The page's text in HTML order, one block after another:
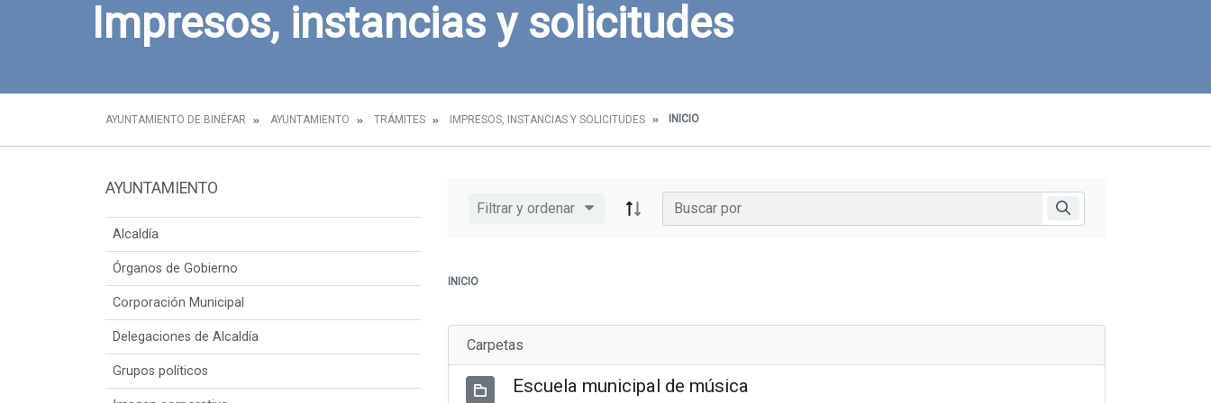
Impresos, instancias y solicitudes
AYUNTAMIENTO DE BINÉFAR AYUNTAMIENTO TRÁMITES IMPRESOS, INSTANCIAS Y SOLICITUDES INICIO
AYUNTAMIENTO
Alcaldía
Órganos de Gobierno
Corporación Municipal
Delegaciones de Alcaldía
Grupos políticos
Filtrar y ordenar
INICIO
Carpetas
Escuela municipal de música